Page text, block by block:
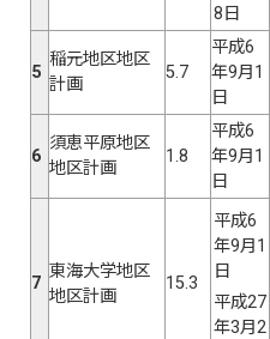
8日
5
稲元地区地区
計画
5.7
平成6
年9月1
日
6
須恵平原地区
地区計画
1.8
平成6
年9月1
日
7
東海大学地区
地区計画
15.3
平成6
年9月1
日
平成27
年3月2